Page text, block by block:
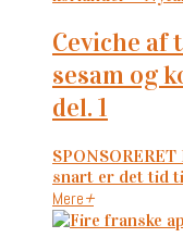
ceviche af torsk med mango, sort
sesam og
del. 1
snart er det tid
Mere+